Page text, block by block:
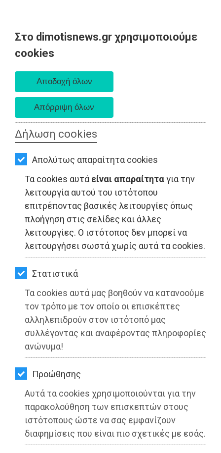
Στο dimotisnews.gr χρησιμοποιούμε
cookies
Δήλωση cookies
Απολύτως απαραίτητα cookies
Τα cookies αυτά είναι απαραίτηταγια την
λειτουργία αυτού του ιστότοπου
επιτρέποντας βασικές λειτουργίες όπως
πλοήγηση στις σελίδες και άλλες
λειτουργίες. Ο ιστότοπος δεν μπορεί να
λειτουργήσει σωστά χωρίς αυτά τα cookies.
Στατιστικά
Τα cookies αυτά μας βοηθούν να κατανοούμε
τον τρόπο με τον οποίο οι επισκέπτες
αλληλεπιδρούν στον ιστότοπό μας
συλλέγοντας και αναφέροντας πληροφορίες
ανώνυμα!
Προώθησης
Αυτά τα cookies χρησιμοποιούνται για την
παρακολούθηση των επισκεπτών στους
ιστότοπους ώστε να σας εμφανίζουν
διαφημίσεις που είναι πιο σχετικές με εσάς.
AΡΧΙΚΗ
ΕΙΔΗΣΕΙΣ
ΠΟΛΙΤΙΚΗ
ΤΟΠΙΚΗ
ΑΥΤΟΔΙΟΙΚΗΣΗ
ΟΙΚΟΝΟΜΙΑ
ΑΘΛΗΤΙΣΜΟΣ
ΠΟΛΙΤΙΣΜΟΣ
ΣΠΙΤΙ-
ΚΗΠΟΣ
ΥΓΕΙΑ
LIFESTYLE
ΤΑΞΙΔΙΑ
ΕΞΟΔΟΣ
ΠΕΡΙΒΑΛΛΟΝ
ΚΑΤΟΙΚΙΔΙΟ
ΑΓΓΕΛΙΕΣ
ΕΦΗΜΕΡΙΔΕΣ
OΔΗΓΟΣ
ΑΓΟΡΑΣ
ΤΟΠΙΚΗ ΑΥΤΟΔΙΟΙΚΗΣΗ - Ραφήνα
Ο Βαγγέλης Μπουρνούς στην
ΕΡΤopen
Διαβάστηκε 4121 φορές
Από τo Dimotisnews